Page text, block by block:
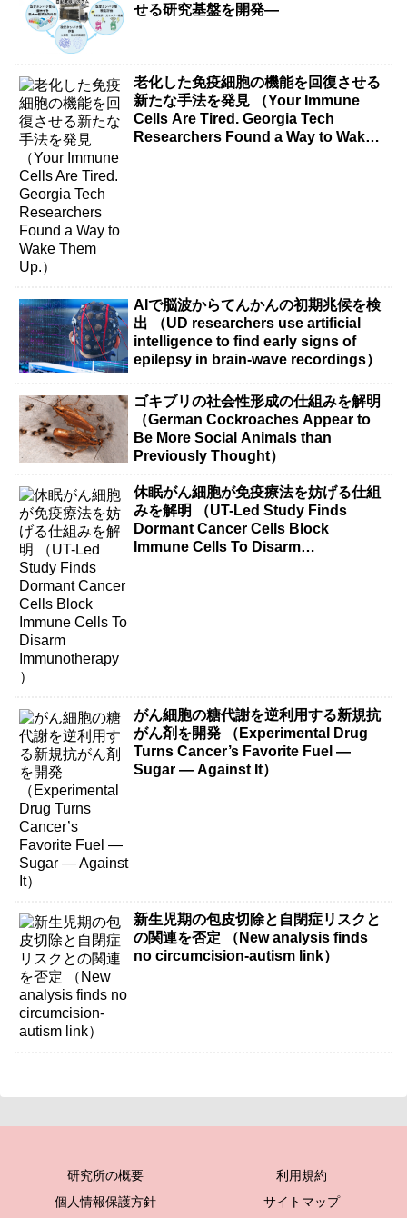
せる研究基盤を開発―
老化した免疫細胞の機能を回復させる
新たな手法を発見 （Your Immune
Cells Are Tired. Georgia Tech
Researchers Found a Way to Wake
AIで脳波からてんかんの初期兆候を検
出 （UD researchers use artificial
intelligence to find early signs of
epilepsy in brain-wave recordings）
ゴキブリの社会性形成の仕組みを解明
（German Cockroaches Appear to
Be More Social Animals than
Previously Thought）
休眠がん細胞が免疫療法を妨げる仕組
みを解明 （UT-Led Study Finds
Dormant Cancer Cells Block
Immune Cells To Disarm
がん細胞の糖代謝を逆利用する新規抗
がん剤を開発 （Experimental Drug
Turns Cancer’s Favorite Fuel —
Sugar — Against It）
新生児期の包皮切除と自閉症リスクと
の関連を否定 （New analysis finds
no circumcision-autism link）
研究所の概要
利用規約
個人情報保護方針
サイトマップ